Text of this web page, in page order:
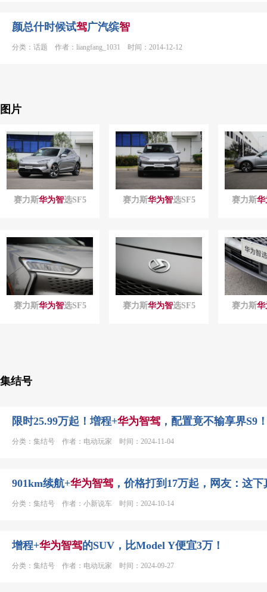
颜总什时候试驾广汽缤智
分类：话题 作者：liangfang_1031 时间：2014-12-12
图片
赛力斯华为智选SF5 赛力斯华为智选SF5 赛力斯华
赛力斯华为智选SF5 赛力斯华为智选SF5 赛力斯华
集结号
限时25.99万起！増程+华为智驾 ，配置竟不输享界S9
分类：集结号 作者：电动玩家 时间：2024-11-04
901km续航+华为智驾 ，价格打到17万起，网友：这
分类：集结号 作者：小新说车 时间：2024-10-14
增程+华为智驾的SUV，比Model Y便宜3万！
分类：集结号 作者：电动玩家 时间：2024-09-27